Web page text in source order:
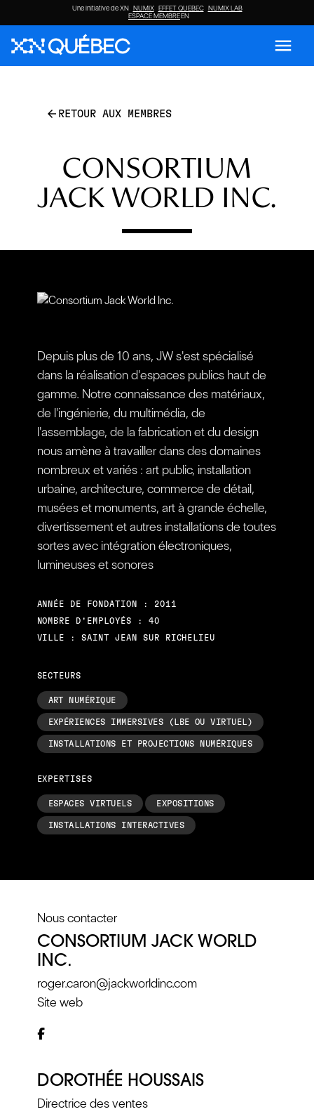
Une initiative de XN NUMIX EFFET QUEBEC NUMIX LAB
ESPACE MEMBREEN
menu
arrow_back RETOUR AUX MEMBRES
CONSORTIUM
JACK WORLD INC.
Depuis plus de 10 ans, JW s'est spécialisé
dans la réalisation d'espaces publics haut de
gamme. Notre connaissance des matériaux,
de l'ingénierie, du multimédia, de
l'assemblage, de la fabrication et du design
nous amène à travailler dans des domaines
nombreux et variés : art public, installation
urbaine, architecture, commerce de détail,
musées et monuments, art à grande échelle,
divertissement et autres installations de toutes
sortes avec intégration électroniques,
lumineuses et sonores
ANNÉE DE FONDATION : 2011
NOMBRE D’EMPLOYÉS : 40
VILLE : SAINT JEAN SUR RICHELIEU
SECTEURS
ART NUMÉRIQUE
EXPÉRIENCES IMMERSIVES (LBE OU VIRTUEL)
INSTALLATIONS ET PROJECTIONS NUMÉRIQUES
EXPERTISES
ESPACES VIRTUELS EXPOSITIONS
INSTALLATIONS INTERACTIVES
Nous contacter
CONSORTIUM JACK WORLD
INC.
roger.caron@jackworldinc.com
Site web
DOROTHÉE HOUSSAIS
Directrice des ventes